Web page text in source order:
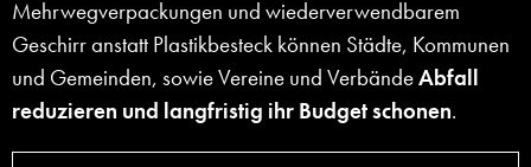
Mehrwegverpackungen und wiederverwendbarem
Geschirr anstatt Plastikbesteck können Städte, Kommunen
und Gemeinden, sowie Vereine und VerbändeAbfall
reduzieren und langfristig ihr Budget schonen.